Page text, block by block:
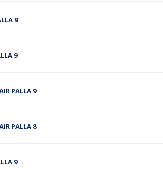
9
9
PALLA 9
PALLA 8
9